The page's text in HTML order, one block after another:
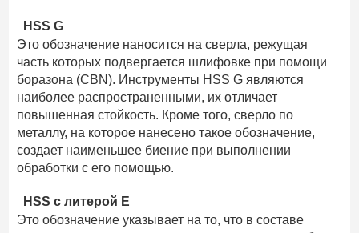
HSS G
Это обозначение наносится на сверла, режущая
часть которых подвергается шлифовке при помощи
боразона (CBN). Инструменты HSS G являются
наиболее распространенными, их отличает
повышенная стойкость. Кроме того, сверло по
металлу, на которое нанесено такое обозначение,
создает наименьшее биение при выполнении
обработки с его помощью.
HSS c литерой E
Это обозначение указывает на то, что в составе